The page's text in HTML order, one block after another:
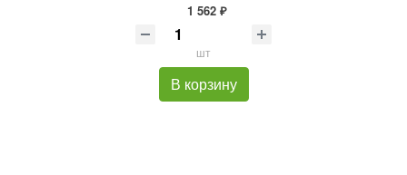
1 562 ₽
шт
В корзину